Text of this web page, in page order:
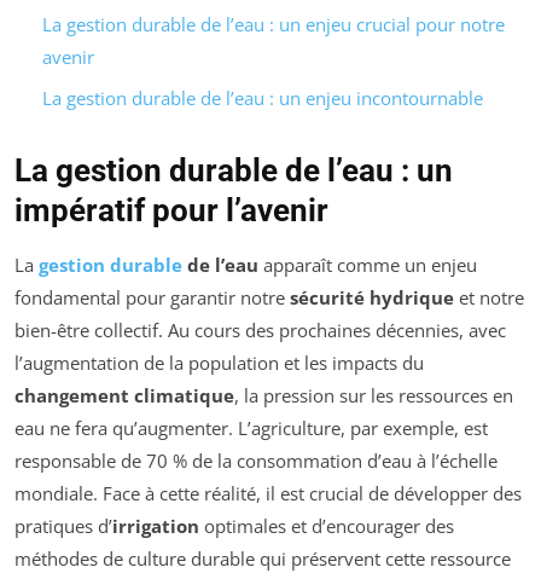
La gestion durable de l’eau : un enjeu crucial pour notre
avenir
La gestion durable de l’eau : un enjeu incontournable
La gestion durable de l’eau : un
impératif pour l’avenir
La gestion durable de l’eau apparaît comme un enjeu
fondamental pour garantir notre sécurité hydrique et notre
bien-être collectif. Au cours des prochaines décennies, avec
l’augmentation de la population et les impacts du
changement climatique, la pression sur les ressources en
eau ne fera qu’augmenter. L’agriculture, par exemple, est
responsable de 70 % de la consommation d’eau à l’échelle
mondiale. Face à cette réalité, il est crucial de développer des
pratiques d’irrigation optimales et d’encourager des
méthodes de culture durable qui préservent cette ressource